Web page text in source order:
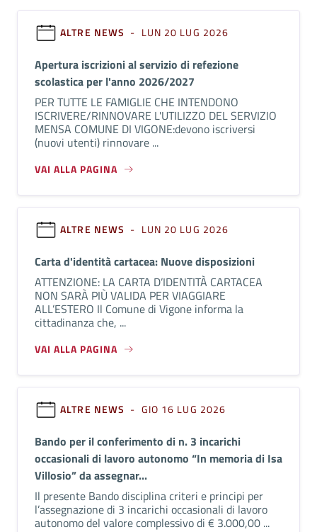
ALTRE NEWS - LUN 20 LUG 2026
Apertura iscrizioni al servizio di refezione
scolastica per l'anno 2026/2027
PER TUTTE LE FAMIGLIE CHE INTENDONO
ISCRIVERE/RINNOVARE L'UTILIZZO DEL SERVIZIO
MENSA COMUNE DI VIGONE:devono iscriversi
(nuovi utenti) rinnovare ...
VAI ALLA PAGINA
ALTRE NEWS - LUN 20 LUG 2026
Carta d'identità cartacea: Nuove disposizioni
ATTENZIONE: LA CARTA D’IDENTITÀ CARTACEA
NON SARÀ PIÙ VALIDA PER VIAGGIARE
ALL’ESTERO Il Comune di Vigone informa la
cittadinanza che, ...
VAI ALLA PAGINA
ALTRE NEWS - GIO 16 LUG 2026
Bando per il conferimento di n. 3 incarichi
occasionali di lavoro autonomo “In memoria di Isa
Villosio” da assegnar...
Il presente Bando disciplina criteri e principi per
l’assegnazione di 3 incarichi occasionali di lavoro
autonomo del valore complessivo di € 3.000,00 ...